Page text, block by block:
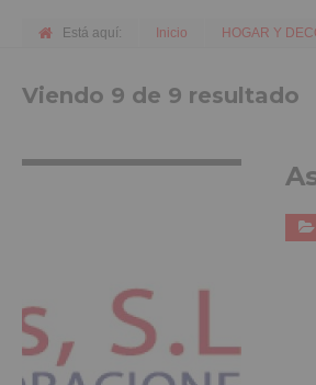
Está aquí: Inicio HOGAR Y
Viendo 9 de 9 resultado